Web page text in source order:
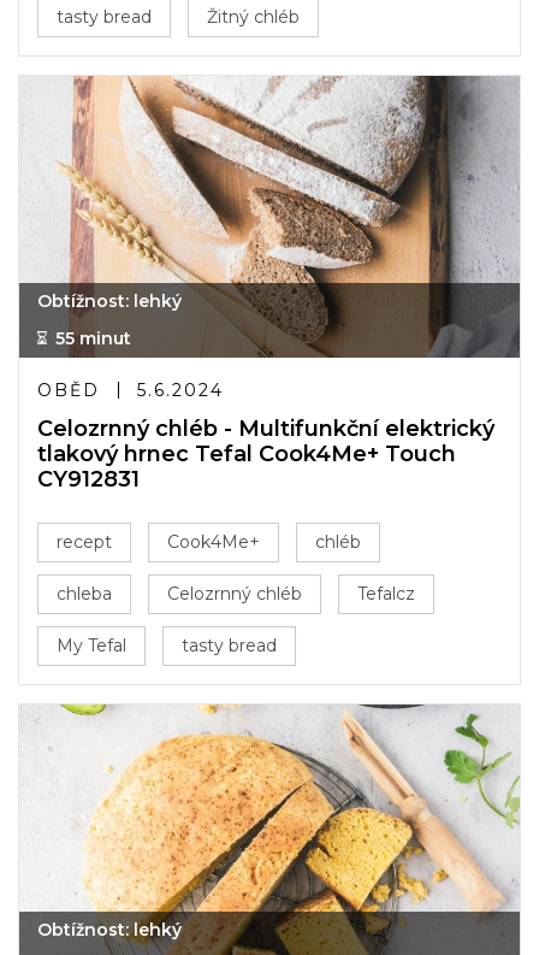
tasty bread Žitný chléb
Obtížnost: lehký
55 minut
OBĚD 5.6.2024
Celozrnný chléb - Multifunkční elektrický
tlakový hrnec Tefal Cook4Me+ Touch
CY912831
recept Cook4Me+ chléb
chleba Celozrnný chléb Tefalcz
My Tefal tasty bread
Obtížnost: lehký